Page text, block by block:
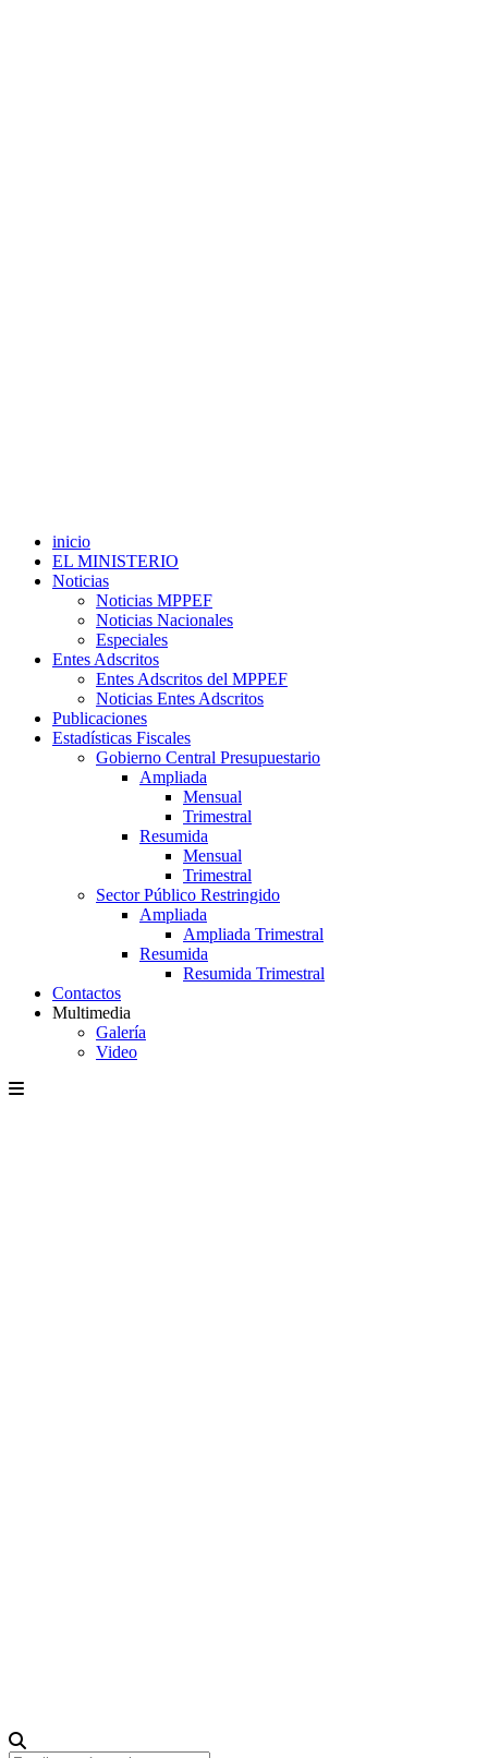
inicio
EL MINISTERIO
Noticias
Noticias MPPEF
Noticias Nacionales
Especiales
Entes Adscritos
Entes Adscritos del MPPEF
Noticias Entes Adscritos
Publicaciones
Estadísticas Fiscales
Gobierno Central Presupuestario
Ampliada
Mensual
Trimestral
Resumida
Mensual
Trimestral
Sector Público Restringido
Ampliada
Ampliada Trimestral
Resumida
Resumida Trimestral
Contactos
Multimedia
Galería
Video